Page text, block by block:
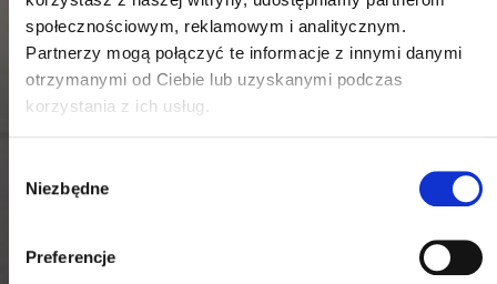
społecznościowym, reklamowym i analitycznym.
Partnerzy mogą połączyć te informacje z innymi danymi
otrzymanymi od Ciebie lub uzyskanymi podczas
korzystania z ich usług.
zgody
Niezbędne
Preferencje